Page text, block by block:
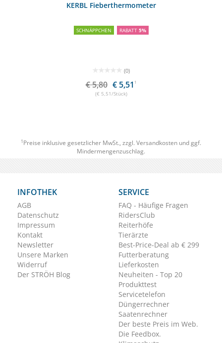
KERBL Fieberthermometer
SCHNÄPPCHEN RABATT 5%
(0)
€ 5,80 € 5,51 1
(€ 5,51/Stück)
1 Preise inklusive gesetzlicher MwSt., zzgl. Versandkosten und ggf.
Mindermengenzuschlag.
INFOTHEK
AGB
Datenschutz
Impressum
Kontakt
Newsletter
Unsere Marken
Widerruf
Der STRÖH Blog
SERVICE
FAQ - Häufige Fragen
RidersClub
Reiterhöfe
Tierärzte
Best-Price-Deal ab € 299
Futterberatung
Lieferkosten
Neuheiten - Top 20
Produkttest
Servicetelefon
Düngerrechner
Saatenrechner
Der beste Preis im Web.
Die Feedbox.